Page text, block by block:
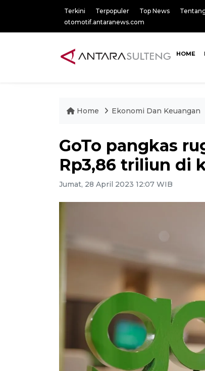
Terkini Terpopuler Top News
otomotif.antaranews.com
HOME
Home Ekonomi Dan Keuangan
GoTo pangkas
Rp3,86 triliun di
Jumat, 28 April 2023 12:07 WIB